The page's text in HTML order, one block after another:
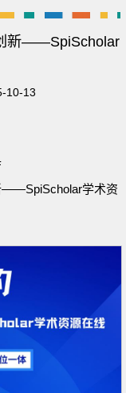
新——SpiScholar
10-13
——SpiScholar学术资